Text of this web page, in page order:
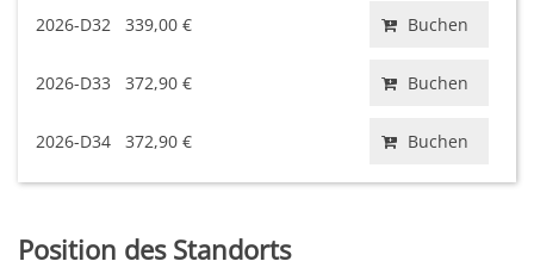
2026-D32 339,00 € Buchen
2026-D33 372,90 € Buchen
2026-D34 372,90 € Buchen
Position des Standorts